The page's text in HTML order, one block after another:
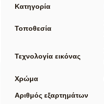
Κατηγορία
Τοποθεσία
Τεχνολογία εικόνας
Χρώμα
Αριθμός εξαρτημάτων